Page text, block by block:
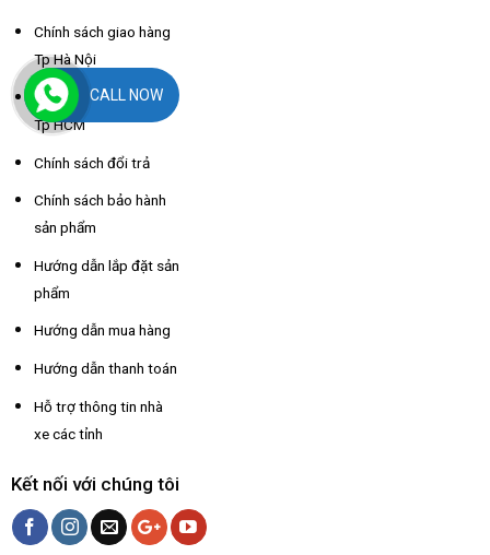
Chính sách giao hàng
Tp Hà Nội
Chính sách giao hàng
Tp HCM
Chính sách đổi trả
Chính sách bảo hành
sản phẩm
Hướng dẫn lắp đặt sản
phẩm
Hướng dẫn mua hàng
Hướng dẫn thanh toán
Hỗ trợ thông tin nhà
xe các tỉnh
Kết nối với chúng tôi
CALL NOW